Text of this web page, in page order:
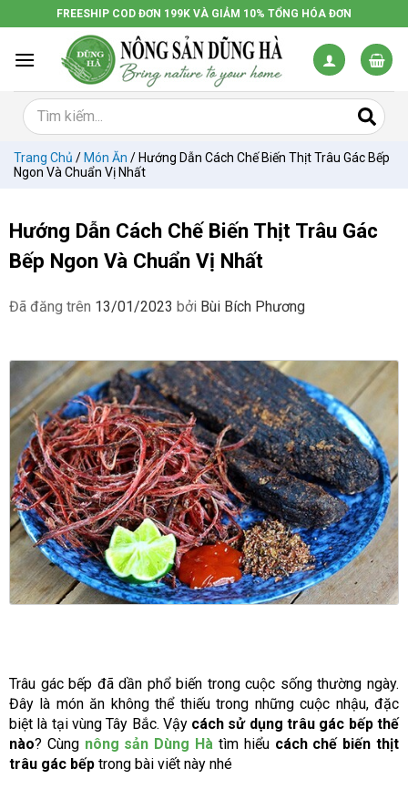
đến
dung
FREESHIP COD ĐƠN 199K VÀ GIẢM 10% TỔNG HÓA ĐƠN
Trang Chủ / Món Ăn / Hướng Dẫn Cách Chế Biến Thịt Trâu Gác Bếp
Ngon Và Chuẩn Vị Nhất
Hướng Dẫn Cách Chế Biến Thịt Trâu Gác
Bếp Ngon Và Chuẩn Vị Nhất
Đã đăng trên 13/01/2023 bởi Bùi Bích Phương
Trâu gác bếp đã dần phổ biến trong cuộc sống thường ngày.
Đây là món ăn không thể thiếu trong những cuộc nhậu, đặc
biệt là tại vùng Tây Bắc. Vậy cách sử dụng trâu gác bếp thế
nào? Cùng nông sản Dùng Hà tìm hiểu cách chế biến thịt
trâu gác bếp trong bài viết này nhé